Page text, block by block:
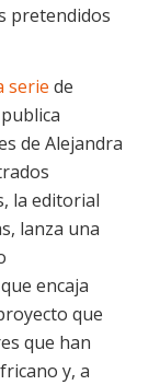
pretendidos
serie de
de Alejandra
la editorial
lanza una
encaja
que
que han
y, a